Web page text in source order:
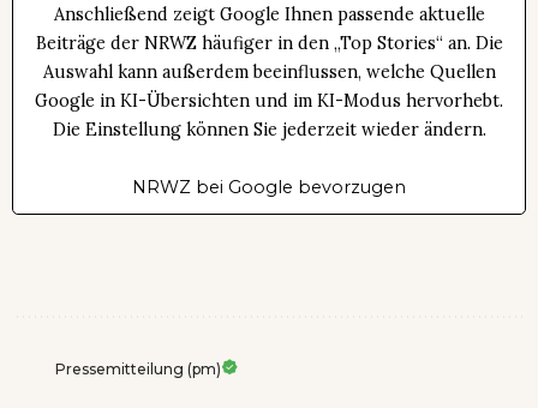
Anschließend zeigt Google Ihnen passende aktuelle
Beiträge der NRWZ häufiger in den „Top Stories“ an. Die
Auswahl kann außerdem beeinflussen, welche Quellen
Google in KI-Übersichten und im KI-Modus hervorhebt.
Die Einstellung können Sie jederzeit wieder ändern.
NRWZ bei Google bevorzugen
Pressemitteilung (pm)